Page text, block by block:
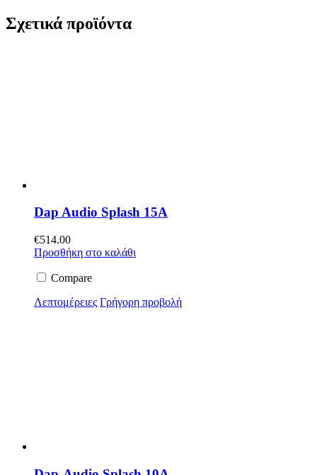
Σχετικά προϊόντα
Dap Audio Splash 15A
€514.00
Προσθήκη στο καλάθι
Compare
Λεπτομέρειες Γρήγορη προβολή